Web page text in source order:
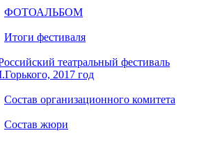
ФОТОАЛЬБОМ
Итоги фестиваля
театральный фестиваль
2017 год
Состав организационного комитета
Состав жюри